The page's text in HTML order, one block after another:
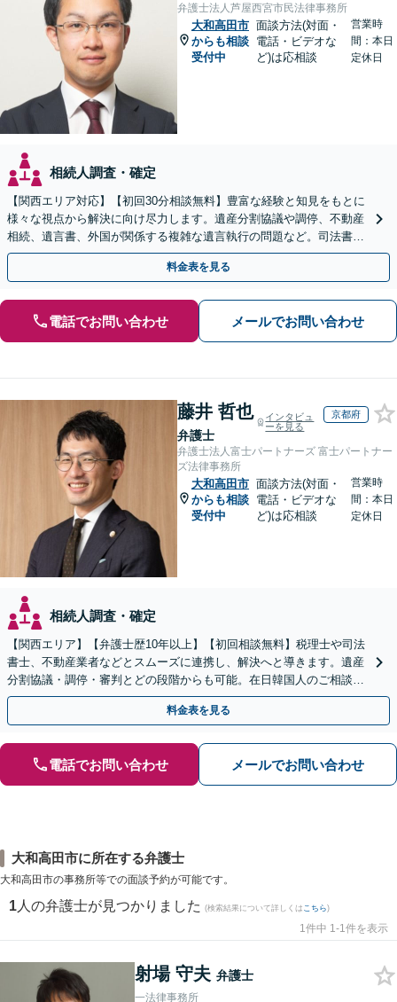
弁護士法人芦屋西宮市民法律事務所
大和高田市
からも相談
受付中
面談方法(対面・
電話・ビデオな
ど)は応相談
営業時
間：本日
定休日
相続人調査・確定
【関西エリア対応】【初回30分相談無料】豊富な経験と知見をもとに
様々な視点から解決に向け尽力します。遺産分割協議や調停、不動産
相続、遺言書、外国が関係する複雑な遺言執行の問題など。司法書士
や税理士とも連携し、円滑な解決を【オンライン面談可】
料金表を見る
電話でお問い合わせ メールでお問い合わせ
藤井 哲也
弁護士
インタビュ
ーを見る
京都府
弁護士法人富士パートナーズ 富士パートナー
ズ法律事務所
大和高田市
からも相談
受付中
面談方法(対面・
電話・ビデオな
ど)は応相談
営業時
間：本日
定休日
相続人調査・確定
【関西エリア】【弁護士歴10年以上】【初回相談無料】税理士や司法
書士、不動産業者などとスムーズに連携し、解決へと導きます。遺産
分割協議・調停・審判とどの段階からも可能。在日韓国人のご相談も
対応しております【休日・夜間相談可】
料金表を見る
電話でお問い合わせ メールでお問い合わせ
大和高田市に所在する弁護士
大和高田市の事務所等での面談予約が可能です。
1 人の弁護士が見つかりました (検索結果について詳しくは こちら)
1件中 1-1件を表示
射場 守夫 弁護士
一法律事務所